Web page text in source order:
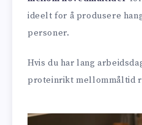
ideelt for å produsere
personer.
Hvis du har lang
proteinrikt mellommåltid